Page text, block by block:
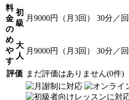
料
金
の
め
や
す
初
級
月9000円（月3回） 30分／回
大
人
月9000円（月3回） 30分／
評価 まだ評価はありません(0件)